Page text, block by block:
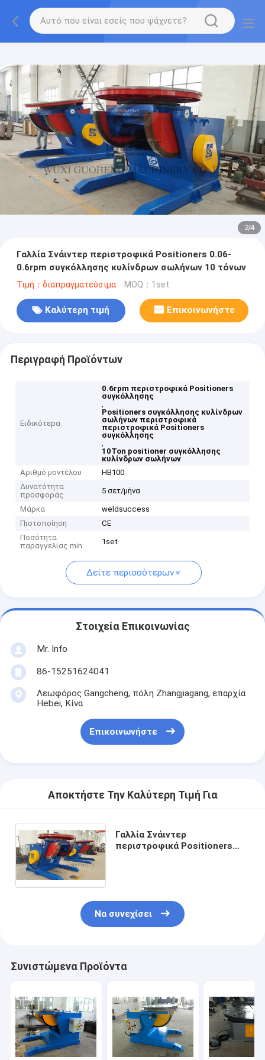
2/4
Γαλλία Σνάιντερ περιστροφικά Positioners 0.06-
0.6rpm συγκόλλησης κυλίνδρων σωλήνων 10 τόνων
Τιμή：διαπραγματεύσιμα MOQ：1set
Καλύτερη τιμή Επικοινωνήστε
Περιγραφή Προϊόντων
Ειδικότερα
0.6rpm περιστροφικά Positioners
συγκόλλησης
,
Positioners συγκόλλησης κυλίνδρων
σωλήνων περιστροφικά
περιστροφικά Positioners
συγκόλλησης
,
10Ton positioner συγκόλλησης
κυλίνδρων σωλήνων
Αριθμό μοντέλου
HB100
Δυνατότητα
προσφοράς
5 σετ/μήνα
Μάρκα
weldsuccess
Πιστοποίηση
CE
Ποσότητα
παραγγελίας min
1set
Δείτε περισσότερων
Στοιχεία Επικοινωνίας
Mr. Info
86-15251624041
Λεωφόρος Gangcheng, πόλη Zhangjiagang, επαρχία
Hebei, Κίνα
Επικοινωνήστε
Αποκτήστε Την Καλύτερη Τιμή Για
Γαλλία Σνάιντερ
περιστροφικά Positioners
Να συνεχίσει
Συνιστώμενα Προϊόντα